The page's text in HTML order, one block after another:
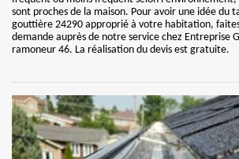
sont proches de la maison. Pour avoir une idée du
gouttière 24290 approprié à votre habitation,
demande auprès de notre service chez Entreprise
ramoneur 46. La réalisation du devis est gratuite.